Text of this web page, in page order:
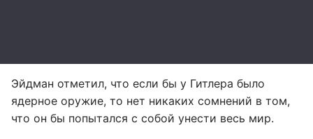
Эйдман отметил, что если бы у Гитлера было
ядерное оружие, то нет никаких сомнений в том,
что он бы попытался с собой унести весь мир.